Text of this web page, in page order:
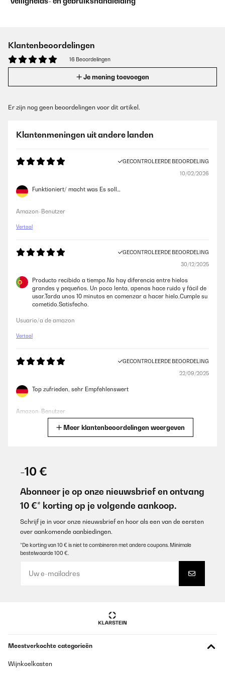
Klantenbeoordelingen
16 Beoordelingen
Je mening toevoegen
Er zijn nog geen beoordelingen voor dit artikel.
Klantenmeningen uit andere landen
GECONTROLEERDE BEOORDELING
10/02/2026
Funktioniert/ macht was Es soll…
Amazon-Benutzer
Vertaal
GECONTROLEERDE BEOORDELING
30/12/2025
Producto recibido a tiempo.No hay diferencia entre hielos
grandes y pequeños. Un poco lenta, apenas hace ruido y fácil de
usar.Tarda unos 10 minutos en comenzar a hacer hielo.Cumple su
cometido.Satisfecho.
Usuario/a de amazon
Vertaal
GECONTROLEERDE BEOORDELING
22/09/2025
Top zufrieden, sehr Empfehlenswert
Amazon-Benutzer
Utente Amazon
Vertaal
GECONTROLEERDE BEOORDELING
Gut und preiswert
25/06/2025
impecable conforme
Meer klantenbeoordelingen weergeven
-10 €
Abonneer je op onze nieuwsbrief en ontvang
10 €* korting op je volgende aankoop.
Schrijf je in voor onze nieuwsbrief en hoor als een van de eersten
over aankomende aanbiedingen.
*De korting van 10 € is niet te combineren met andere coupons. Minimale
bestelwaarde 100 €.
Meestverkochte categorieën
Wijnkoelkasten